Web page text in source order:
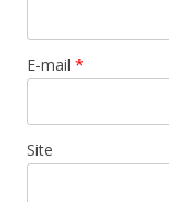
E-mail *
Site